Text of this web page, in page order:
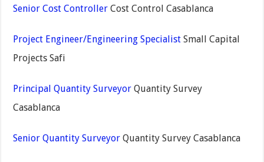
Senior Cost ControllerCost Control Casablanca
Project Engineer/Engineering SpecialistSmall Capital
Projects Safi
Principal Quantity SurveyorQuantity Survey
Casablanca
Senior Quantity SurveyorQuantity Survey Casablanca